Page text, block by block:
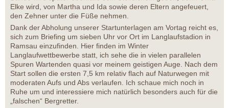
Elke wird, von Martha und Ida sowie deren Eltern angefeuert,
den Zehner unter die Füße nehmen.
Dank der Abholung unserer Startunterlagen am Vortag reicht es,
sich zum Briefing um sieben Uhr vor Ort im Langlaufstadion in
Ramsau einzufinden. Hier finden im Winter
Langlaufwettbewerbe statt, ich sehe die in vielen parallelen
Spuren Wartenden quasi vor meinem geistigen Auge. Nach dem
Start sollen die ersten 7,5 km relativ flach auf Naturwegen mit
moderaten Aufs und Abs verlaufen. Ich schaue mich noch in
Ruhe um und interessiere mich natürlich besonders auch für die
„falschen“ Bergretter.